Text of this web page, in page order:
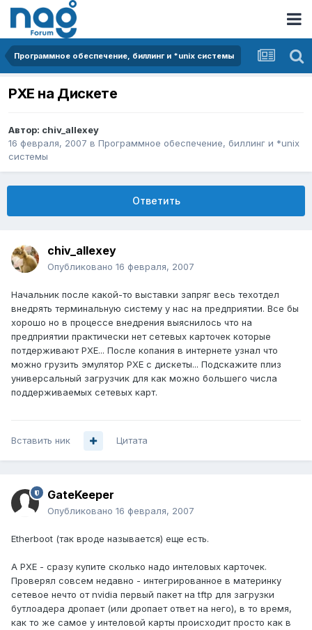
Программное обеспечение, биллинг и *unix системы
PXE на Дискете
Автор: chiv_allexey
16 февраля, 2007 в Программное обеспечение, биллинг и *unix
системы
Ответить
chiv_allexey
Опубликовано 16 февраля, 2007
Начальник после какой-то выставки запряг весь техотдел
внедрять терминальную систему у нас на предприятии. Все бы
хорошо но в процессе внедрения выяснилось что на
предприятии практически нет сетевых карточек которые
потдерживают PXE... После копания в интернете узнал что
можно грузить эмулятор PXE c дискеты... Подскажите плиз
универсальный загрузчик для как можно большего числа
поддерживаемых сетевых карт.
Вставить ник Цитата
GateKeeper
Опубликовано 16 февраля, 2007
Etherboot (так вроде называется) еще есть.
А PXE - сразу купите сколько надо интеловых карточек.
Проверял совсем недавно - интегрированное в материнку
сетевое нечто от nvidia первый пакет на tftp для загрузки
бутлоадера дропает (или дропает ответ на него), в то время,
как то же самое у интеловой карты происходит просто как в